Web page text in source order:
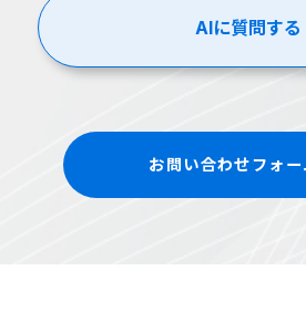
AIに質問する
お問い合わせフォー